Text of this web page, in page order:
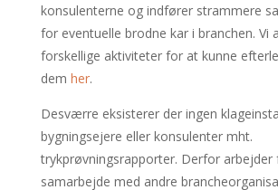
konsulenterne og indfører strammere
for eventuelle brodne kar i branchen. Vi
forskellige aktiviteter for at kunne
dem her.
Desværre eksisterer der ingen
bygningsejere eller konsulenter mht.
trykprøvningsrapporter. Derfor arbejder
samarbejde med andre